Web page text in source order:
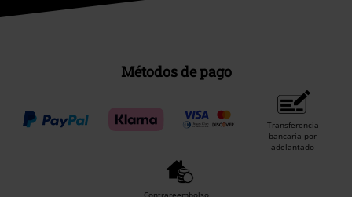
Métodos de pago
Transferencia
bancaria por
adelantado
Contrareembolso